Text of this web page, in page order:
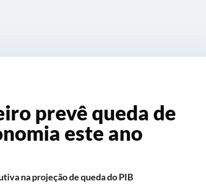
prevê queda de
este ano
na projeção de queda do PIB